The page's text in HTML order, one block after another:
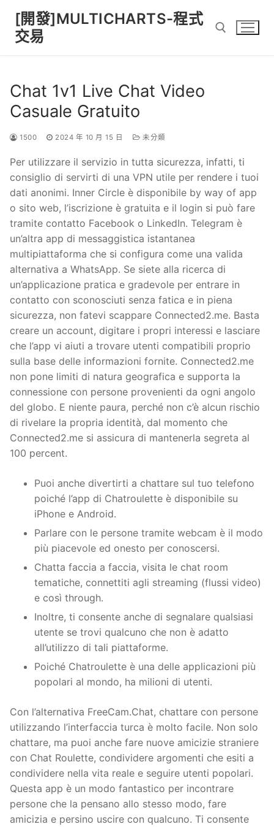
content
[開發]MULTICHARTS-程式
交易
Chat 1v1 Live Chat Video
Casuale Gratuito
1500 2024 年 10 月 15 日 未分類
Per utilizzare il servizio in tutta sicurezza, infatti, ti
consiglio di servirti di una VPN utile per rendere i tuoi
dati anonimi. Inner Circle è disponibile by way of app
o sito web, l’iscrizione è gratuita e il login si può fare
tramite contatto Facebook o LinkedIn. Telegram è
un’altra app di messaggistica istantanea
multipiattaforma che si configura come una valida
alternativa a WhatsApp. Se siete alla ricerca di
un’applicazione pratica e gradevole per entrare in
contatto con sconosciuti senza fatica e in piena
sicurezza, non fatevi scappare Connected2.me. Basta
creare un account, digitare i propri interessi e lasciare
che l’app vi aiuti a trovare utenti compatibili proprio
sulla base delle informazioni fornite. Connected2.me
non pone limiti di natura geografica e supporta la
connessione con persone provenienti da ogni angolo
del globo. E niente paura, perché non c’è alcun rischio
di rivelare la propria identità, dal momento che
Connected2.me si assicura di mantenerla segreta al
100 percent.
Puoi anche divertirti a chattare sul tuo telefono
poiché l’app di Chatroulette è disponibile su
iPhone e Android.
Parlare con le persone tramite webcam è il modo
più piacevole ed onesto per conoscersi.
Chatta faccia a faccia, visita le chat room
tematiche, connettiti agli streaming (flussi video)
e così through.
Inoltre, ti consente anche di segnalare qualsiasi
utente se trovi qualcuno che non è adatto
all’utilizzo di tali piattaforme.
Poiché Chatroulette è una delle applicazioni più
popolari al mondo, ha milioni di utenti.
Con l’alternativa FreeCam.Chat, chattare con persone
utilizzando l’interfaccia turca è molto facile. Non solo
chattare, ma puoi anche fare nuove amicizie straniere
con Chat Roulette, condividere argomenti che esiti a
condividere nella vita reale e seguire utenti popolari.
Questa app è un modo fantastico per incontrare
persone che la pensano allo stesso modo, fare
amicizia e persino uscire con qualcuno. Ti consente